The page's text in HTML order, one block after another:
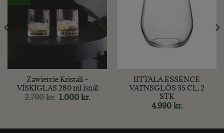
Zawiercie Kristall –
VÍSKÍGLAS 280 ml ísnál
2.790kr. Original
price
1.000 kr.Current
price
IITTALA ESSENCE
VATNSGLÖS 35 CL, 2
STK
4.990 kr.